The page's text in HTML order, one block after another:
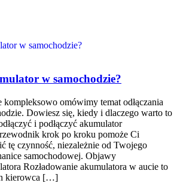
w samochodzie?
omówimy temat odłączania
Dowiesz się, kiedy i dlaczego warto to
i podłączyć akumulator
krok po kroku pomoże Ci
tę czynność, niezależnie od Twojego
samochodowej. Objawy
Rozładowanie akumulatora w aucie to
kierowca […]